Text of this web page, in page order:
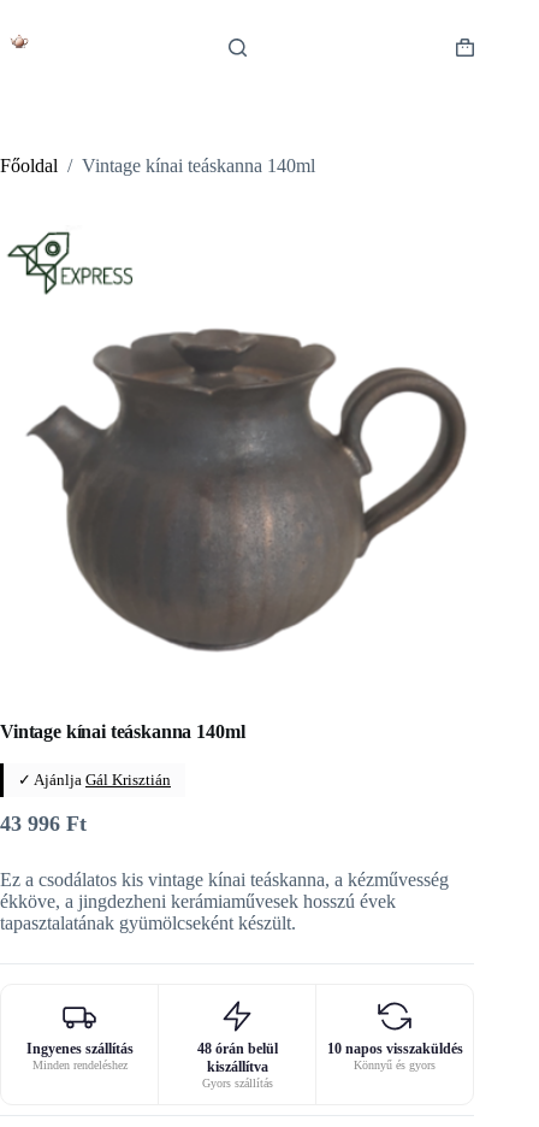
content
Shopping
Főoldal / Vintage kínai teáskanna 140ml
Vintage kínai teáskanna 140ml
✓ Ajánlja Gál Krisztián
43 996 Ft
Ez a csodálatos kis vintage kínai teáskanna, a kézművesség
ékköve, a jingdezheni kerámiaművesek hosszú évek
tapasztalatának gyümölcseként készült.
Ingyenes szállítás
Minden rendeléshez
48 órán belül
kiszállítva
Gyors szállítás
10 napos visszaküldés
Könnyű és gyors